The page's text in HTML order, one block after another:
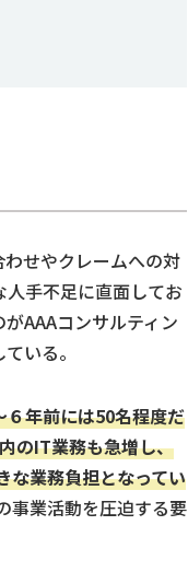
せやクレームへの対
手不足に直面してお
AAAコンサルティン
いる。
６年前には50名程度だ
のIT業務も急増し、
な業務負担となってい
事業活動を圧迫する要